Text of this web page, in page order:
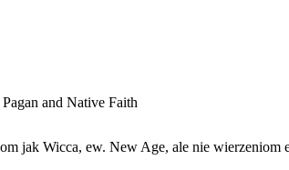
and Native Faith
jak Wicca, ew. New Age, ale nie wierzeniom